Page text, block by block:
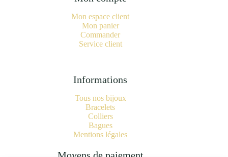
Mon espace client
Mon panier
Commander
Service client
Informations
Tous nos bijoux
Bracelets
Colliers
Bagues
Mentions légales